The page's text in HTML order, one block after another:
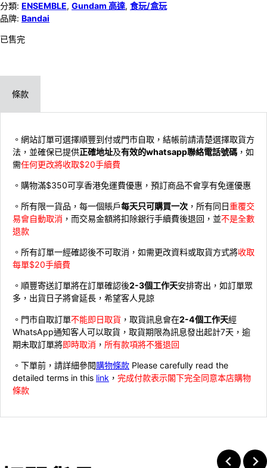
分類: ENSEMBLE, Gundam 高達, 食玩/盒玩
品牌: Bandai
已售完
條款
。網站訂單可選擇順豐到付或門市自取，結帳前請清楚選擇取貨方
法，並確保已提供正確地址及有效的whatsapp聯絡電話號碼 ，如
需任何更改將收取$20手續費
。購物滿$350可享香港免運費優惠，預訂商品不會享有免運優惠
。所有限一貨品，每一個賬戶每天只可購買一次 ，所有同日重覆交
易會自動取消 ，而交易金額將扣除銀行手續費後退回，並不是全數
退款
。所有訂單一經確認後不可取消，如需更改資料或取貨方式將收取
每單$20手續費
。順豐寄送訂單將在訂單確認後2-3個工作天安排寄出，如訂單眾
多，出貨日子將會延長，希望客人見諒
。門市自取訂單不能即日取貨 ，取貨訊息會在2-4個工作天經
WhatsApp通知客人可以取貨，取貨期限為訊息發出起計7天，逾
期未取訂單將即時取消 ， 所有款項將不獲退回
。下單前，請詳細參閱購物條款 Please carefully read the
detailed terms in this link ， 完成付款表示閣下完全同意本店購物
條款